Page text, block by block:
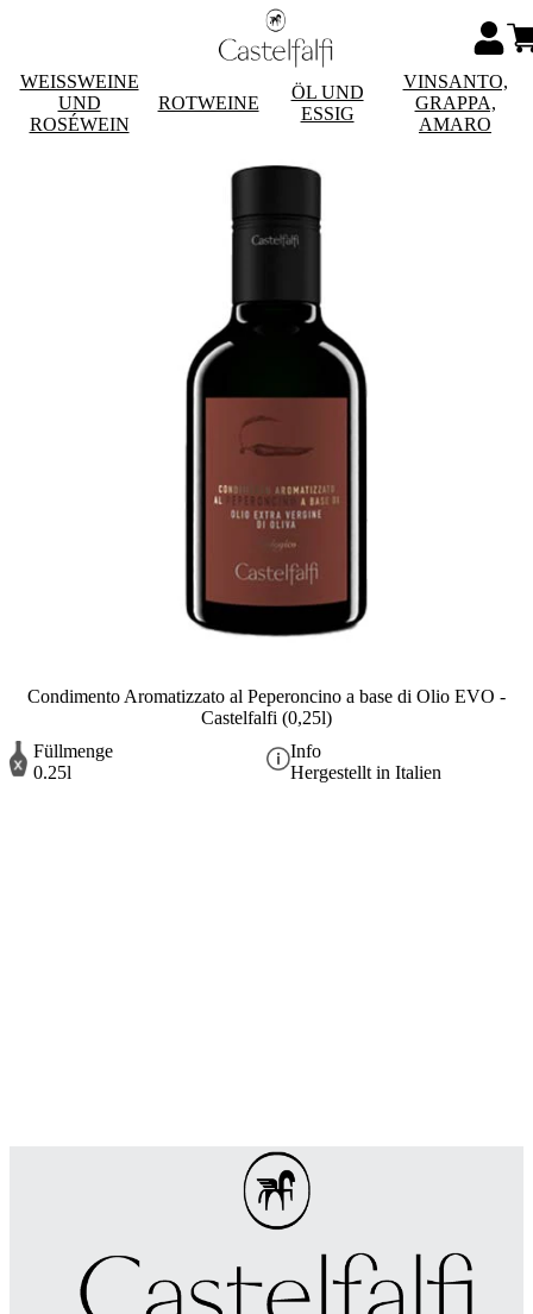
WEISSWEINE
UND
ROSÉWEIN
ROTWEINE
ÖL UND
ESSIG
VINSANTO,
GRAPPA,
AMARO
Condimento Aromatizzato al Peperoncino a base di Olio EVO -
Castelfalfi (0,25l)
Füllmenge
0.25l
Info
Hergestellt in Italien